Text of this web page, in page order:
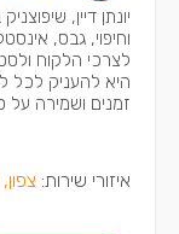
יונתן דיין,
וחיפוי, גבס,
לצרכי הלקוח
היא להעניק לכל
זמנים ושמירה על
איזורי שירות: